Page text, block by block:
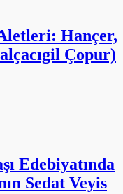
Hançer,
Çopur)
Edebiyatında
Sedat Veyis